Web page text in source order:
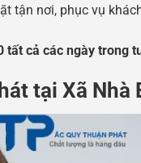
tận nơi, phục vụ
tất cả các ngày trong
tại Xã Nhà